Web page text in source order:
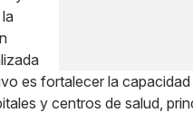
es fortalecer la
y centros de salud,